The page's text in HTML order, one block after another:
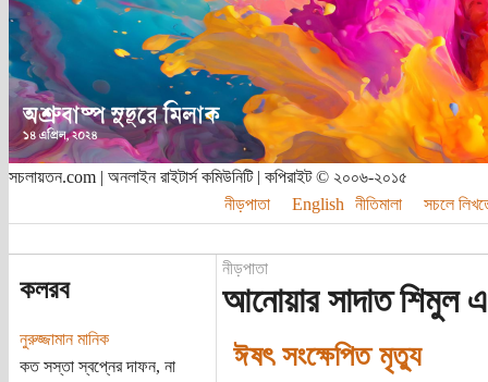
সচলায়তন.com | অনলাইন রাইটার্স কমিউনিটি | কপিরাইট © ২০০৬-২০১৫
নীড়পাতা
English নীতিমালা সচলে
কলরব
নুরুজ্জামান মানিক
কত সস্তা স্বপ্নের দাফন, না
নীড়পাতা
আনোয়ার সাদাত শিমুল
ঈষৎ সংক্ষেপিত মৃত্যু